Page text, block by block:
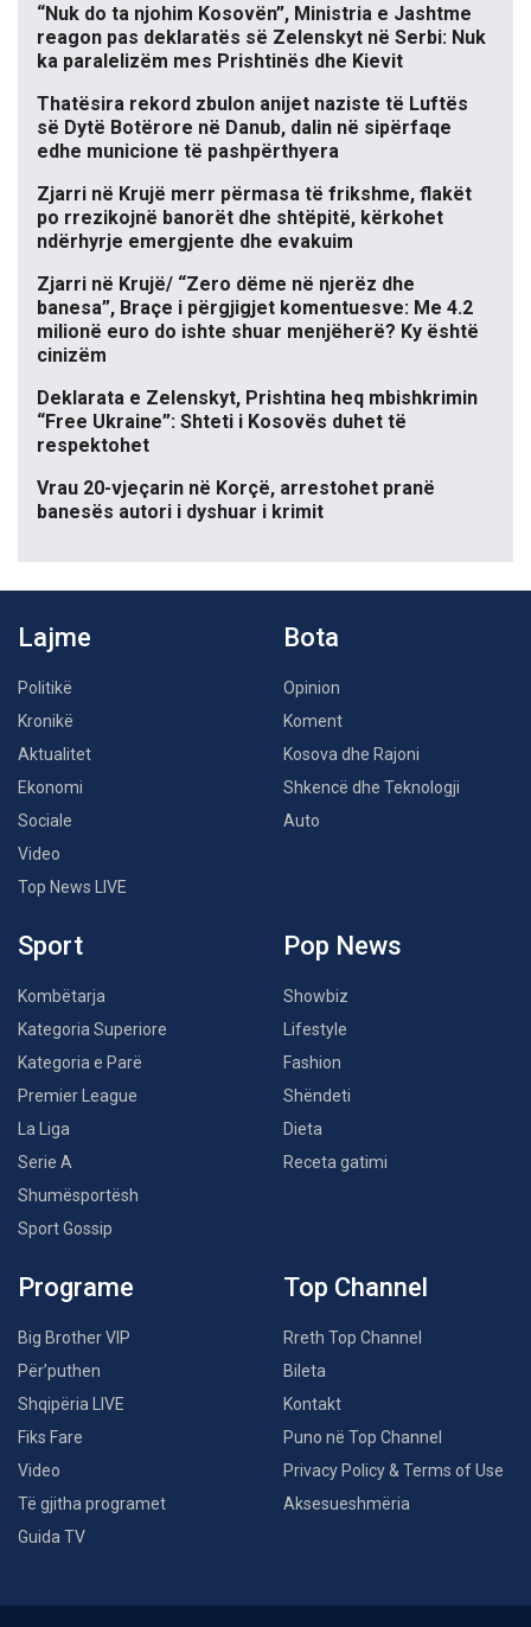
“Nuk do ta njohim Kosovën”, Ministria e Jashtme
reagon pas deklaratës së Zelenskyt në Serbi: Nuk
ka paralelizëm mes Prishtinës dhe Kievit
Thatësira rekord zbulon anijet naziste të Luftës
së Dytë Botërore në Danub, dalin në sipërfaqe
edhe municione të pashpërthyera
Zjarri në Krujë merr përmasa të frikshme, flakët
po rrezikojnë banorët dhe shtëpitë, kërkohet
ndërhyrje emergjente dhe evakuim
Zjarri në Krujë/ “Zero dëme në njerëz dhe
banesa”, Braçe i përgjigjet komentuesve: Me 4.2
milionë euro do ishte shuar menjëherë? Ky është
cinizëm
Deklarata e Zelenskyt, Prishtina heq mbishkrimin
“Free Ukraine”: Shteti i Kosovës duhet të
respektohet
Vrau 20-vjeçarin në Korçë, arrestohet pranë
banesës autori i dyshuar i krimit
Lajme
Politikë
Kronikë
Aktualitet
Ekonomi
Sociale
Video
Top News LIVE
Bota
Opinion
Koment
Kosova dhe Rajoni
Shkencë dhe Teknologji
Auto
Sport
Kombëtarja
Kategoria Superiore
Kategoria e Parë
Premier League
La Liga
Serie A
Shumësportësh
Sport Gossip
Pop News
Showbiz
Lifestyle
Fashion
Shëndeti
Dieta
Receta gatimi
Programe
Big Brother VIP
Për’puthen
Shqipëria LIVE
Fiks Fare
Video
Të gjitha programet
Guida TV
Top Channel
Rreth Top Channel
Bileta
Kontakt
Puno në Top Channel
Privacy Policy & Terms of Use
Aksesueshmëria